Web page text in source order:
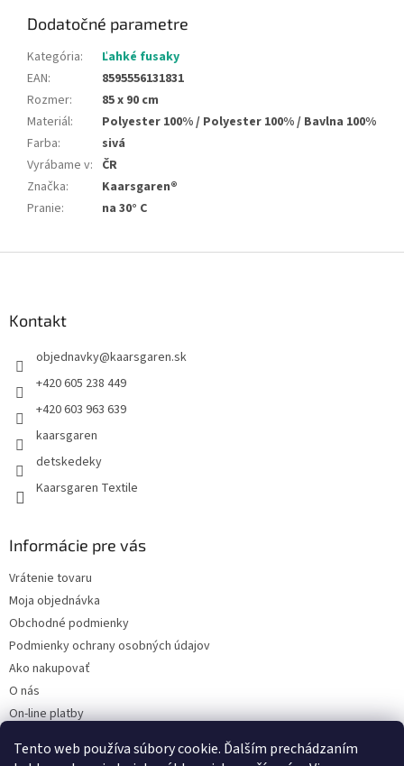
Tento web používa súbory cookie. Ďalším prechádzaním
Dodatočné parametre
Kategória:
Ľahké fusaky
EAN:
8595556131831
Rozmer:
85 x 90 cm
Materiál:
Polyester 100% / Polyester 100% / Bavlna 100%
Farba:
sivá
Vyrábame v: ČR
Značka:
Kaarsgaren®
Pranie: na 30° C
Kontakt
objednavky@kaarsgaren.sk
+420 605 238 449
+420 603 963 639
kaarsgaren
detskedeky
Kaarsgaren Textile
Informácie pre vás
Vrátenie tovaru
Moja objednávka
Obchodné podmienky
Podmienky ochrany osobných údajov
Ako nakupovať
O nás
On-line platby
Čo dať do kočíka v zime?